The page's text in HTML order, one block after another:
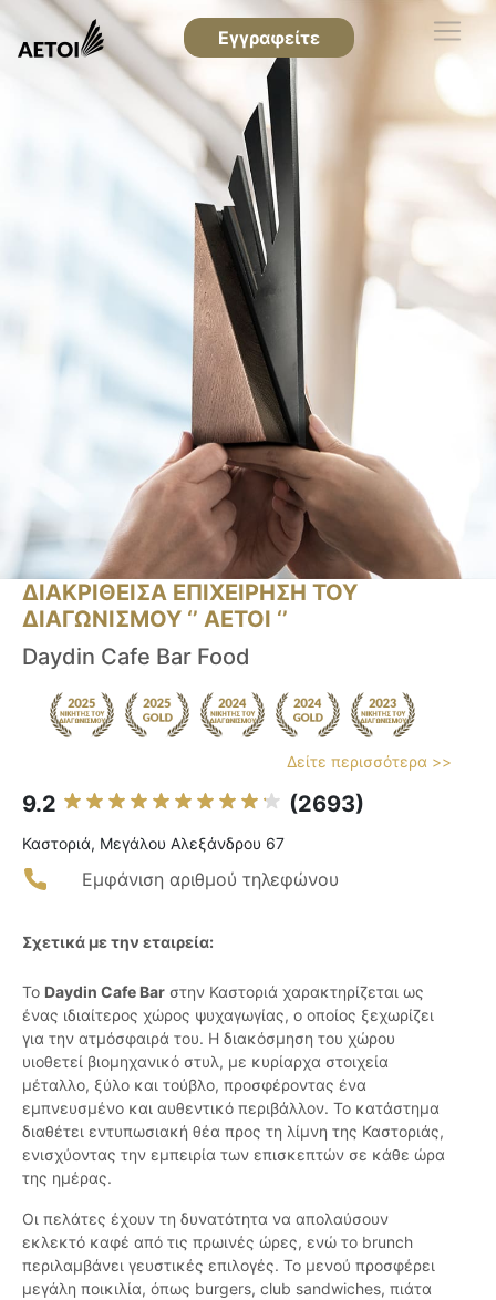
Εγγραφείτε
ΔΙΑΚΡΙΘΕΙΣΑ ΕΠΙΧΕΙΡΗΣΗ ΤΟΥ
ΔΙΑΓΩΝΙΣΜΟΥ ‘’ ΑΕΤΟΙ ‘’
Daydin Cafe Bar Food
Δείτε περισσότερα >>
9.2 (2693)
Καστοριά, Μεγάλου Αλεξάνδρου 67
Εμφάνιση αριθμού τηλεφώνου
Σχετικά με την εταιρεία:
Το Daydin Cafe Bar στην Καστοριά χαρακτηρίζεται ως
ένας ιδιαίτερος χώρος ψυχαγωγίας, ο οποίος ξεχωρίζει
για την ατμόσφαιρά του. Η διακόσμηση του χώρου
υιοθετεί βιομηχανικό στυλ, με κυρίαρχα στοιχεία
μέταλλο, ξύλο και τούβλο, προσφέροντας ένα
εμπνευσμένο και αυθεντικό περιβάλλον. Το κατάστημα
διαθέτει εντυπωσιακή θέα προς τη λίμνη της Καστοριάς,
ενισχύοντας την εμπειρία των επισκεπτών σε κάθε ώρα
της ημέρας.
Οι πελάτες έχουν τη δυνατότητα να απολαύσουν
εκλεκτό καφέ από τις πρωινές ώρες, ενώ το brunch
περιλαμβάνει γευστικές επιλογές. Το μενού προσφέρει
μεγάλη ποικιλία, όπως burgers, club sandwiches, πιάτα